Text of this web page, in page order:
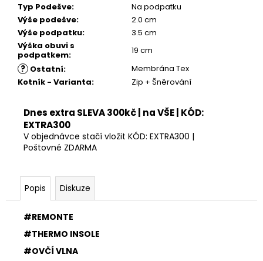
Typ Podešve:
Na podpatku
Výše podešve:
2.0 cm
Výše podpatku:
3.5 cm
Výška obuvi s
podpatkem: 19 cm
? Ostatní:
Membrána Tex
Kotník - Varianta: Zip + Šněrování
Dnes extra SLEVA 300kč | na VŠE | KÓD:
EXTRA300
V objednávce stačí vložit KÓD: EXTRA300 |
Poštovné ZDARMA
Popis Diskuze
#REMONTE
#THERMO INSOLE
#OVČÍ VLNA